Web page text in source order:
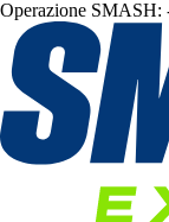
Operazione SMASH: